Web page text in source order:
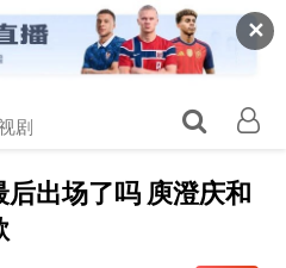
✕
剧
出场了吗 庾澄庆和